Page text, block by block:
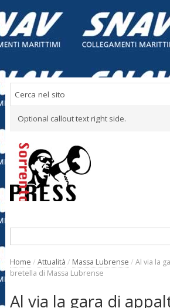
Optional callout text right side.
Home / Attualità / Massa Lubrense / Al via la
bretella di Massa Lubrense
Al via la gara di